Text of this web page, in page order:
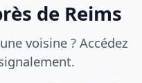
de Reims
voisine ? Accédez